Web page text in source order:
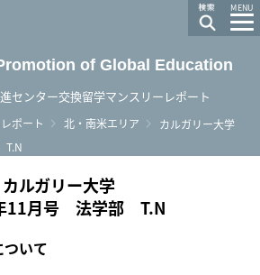
MENU
of Global Education
センター交換留学マンスリーレポート
ポート 北・南米エリア
カルガリー大学
カルガリー大学
11月号 法学部 T.N
いて